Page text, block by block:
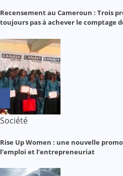
Recensement au Cameroun : Trois
toujours pas à achever le comptage
Société
Rise Up Women : une nouvelle
l’emploi et l’entrepreneuriat